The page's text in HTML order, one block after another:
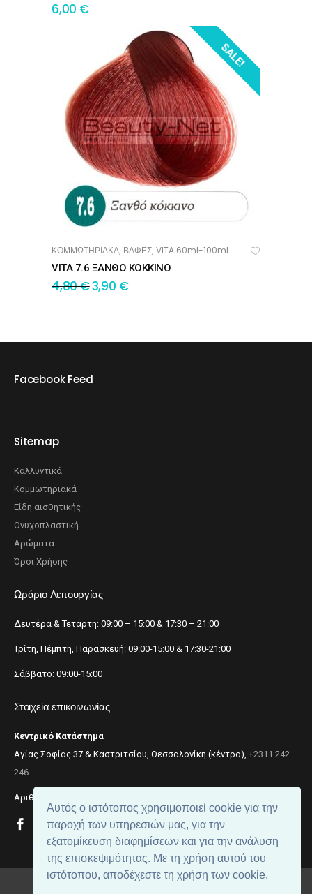
Αυτός ο ιστότοπος χρησιμοποιεί cookie για την
παροχή των υπηρεσιών μας, για την
εξατομίκευση διαφημίσεων και για την ανάλυση
της επισκεψιμότητας. Με τη χρήση αυτού του
ιστότοπου, αποδέχεστε τη χρήση των cookie.
6,00 €
SALE!
ΠΡΟΣΘΉΚΗ ΣΤΟ ΚΑΛΆΘΙ
ΚΟΜΜΩΤΗΡΙΑΚΑ, ΒΑΦΕΣ, VITA 60ml-100ml
VITA 7.6 ΞΑΝΘΟ ΚΟΚΚΙΝΟ
4,80€3,90 €
Facebook Feed
Sitemap
Καλλυντικά
Κομμωτηριακά
Είδη αισθητικής
Ονυχοπλαστική
Αρώματα
Όροι Χρήσης
Ωράριο Λειτουργίας
Δευτέρα & Τετάρτη: 09:00 – 15:00 & 17:30 – 21:00
Τρίτη, Πέμπτη, Παρασκευή: 09:00-15:00 & 17:30-21:00
Σάββατο: 09:00-15:00
Στοιχεία επικοινωνίας
Κεντρικό Κατάστημα
Αγίας Σοφίας 37 & Καστριτσίου, Θεσσαλονίκη (κέντρο), +2311 242
246
Αριθμός ΓΕΜΗ: 059299204000
beautynet . All rights reserved.